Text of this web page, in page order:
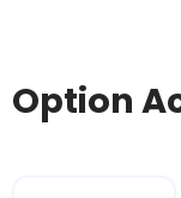
Option